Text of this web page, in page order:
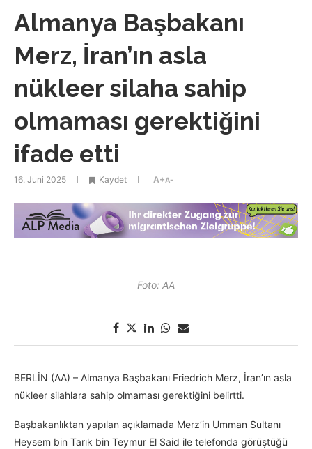
Almanya Başbakanı
Merz, İran’ın asla
nükleer silaha sahip
olmaması gerektiğini
ifade etti
16. Juni 2025 Kaydet A+A-
Foto: AA
BERLİN (AA) – Almanya Başbakanı Friedrich Merz, İran’ın asla
nükleer silahlara sahip olmaması gerektiğini belirtti.
Başbakanlıktan yapılan açıklamada Merz’in Umman Sultanı
Heysem bin Tarık bin Teymur El Said ile telefonda görüştüğü